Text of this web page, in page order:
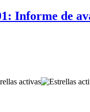
Informe de